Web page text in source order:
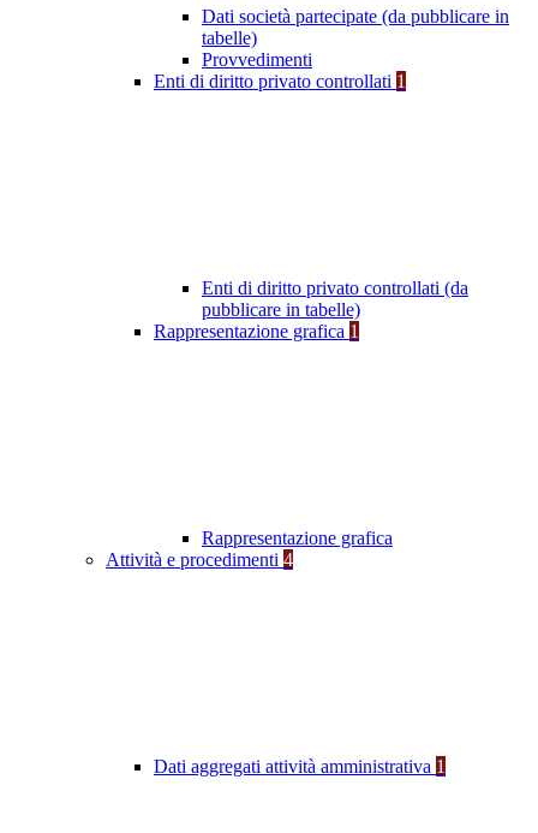
Dati società partecipate (da pubblicare in
tabelle)
Provvedimenti
Enti di diritto privato controllati 1
Enti di diritto privato controllati (da
pubblicare in tabelle)
Rappresentazione grafica 1
Rappresentazione grafica
Attività e procedimenti 4
Dati aggregati attività amministrativa 1